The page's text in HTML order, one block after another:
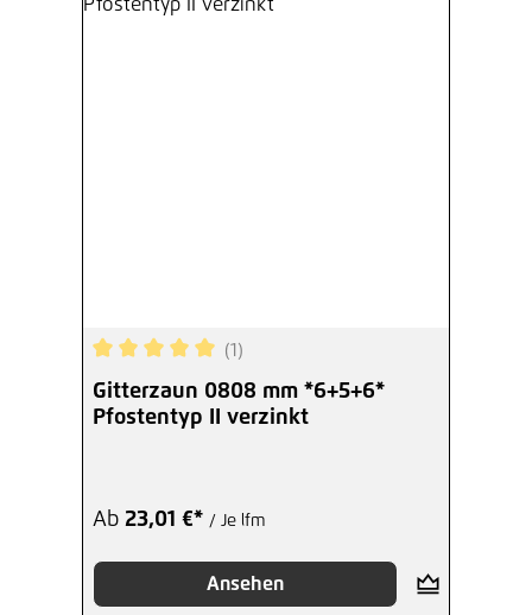
Durchschnittliche Bewertung von 5 von 5
(1)
Gitterzaun 0808 mm *6+5+6*
Pfostentyp II verzinkt
Ab 23,01 €* / Je lfm
Ansehen